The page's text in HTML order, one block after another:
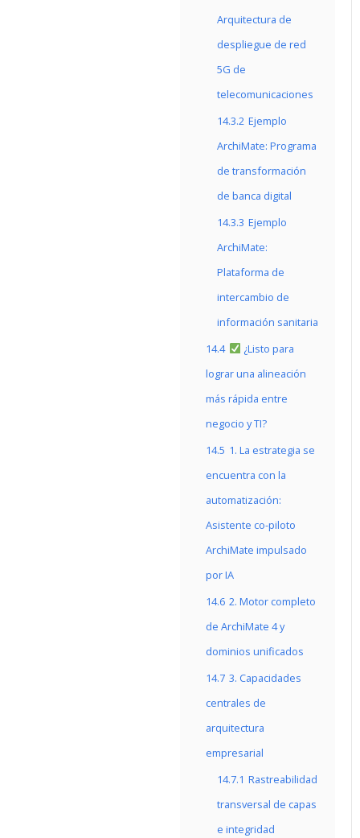
Arquitectura de
despliegue de red
5G de
telecomunicaciones
14.3.2 Ejemplo
ArchiMate: Programa
de transformación
de banca digital
14.3.3 Ejemplo
ArchiMate:
Plataforma de
intercambio de
información sanitaria
14.4
¿Listo para
lograr una alineación
más rápida entre
negocio y TI?
14.5 1. La estrategia se
encuentra con la
automatización:
Asistente co-piloto
ArchiMate impulsado
por IA
14.6 2. Motor completo
de ArchiMate 4 y
dominios unificados
14.7 3. Capacidades
centrales de
arquitectura
empresarial
14.7.1 Rastreabilidad
transversal de capas
e integridad